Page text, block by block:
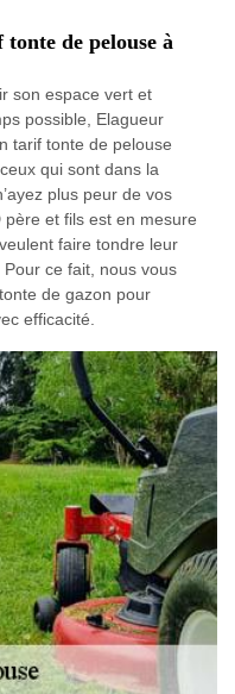
de pelouse à
son espace vert et
possible, Elagueur
tarif tonte de pelouse
qui sont dans la
plus peur de vos
père et fils est en mesure
faire tondre leur
ce fait, nous vous
de gazon pour
efficacité.